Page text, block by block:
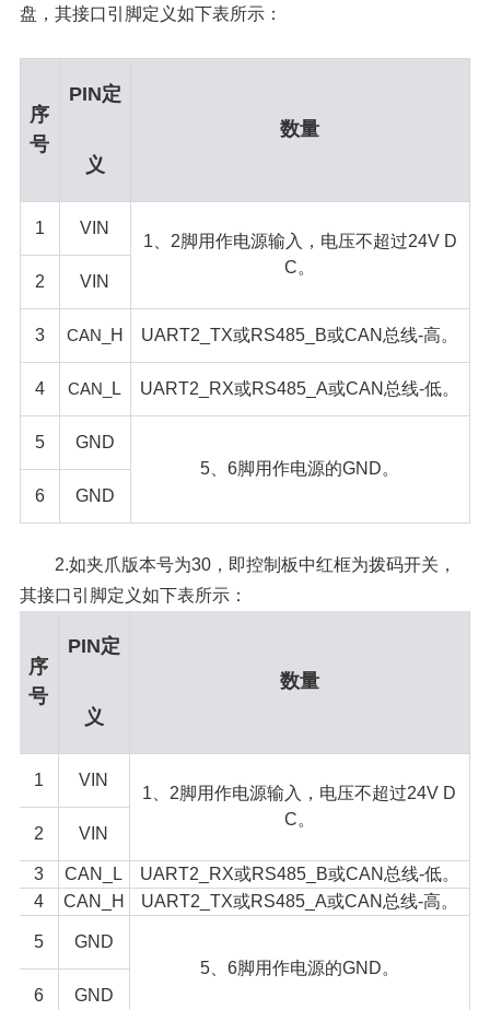
盘，其接口引脚定义如下表所示：
序
号
PIN定
义
数量
1 VIN
1、2脚用作电源输入，电压不超过24V D
C。
2 VIN
3 CAN_ H UART2_TX或RS485_B或CAN总线-高。
4 CAN_ L UART2_RX或RS485_A或CAN总线-低。
5
GND
5、6脚用作电源的GND。
6
GND
2.如夹爪版本号为30，即控制板中红框为拨码开关，
其接口引脚定义如下表所示：
序
号
PIN定
义
数量
1 VIN
1、2脚用作电源输入，电压不超过24V D
C。
2 VIN
3 CAN_L
UART2_RX或RS485_B或CAN总线-低。
4
CAN_H UART2_TX或RS485_A或CAN总线-高。
5
GND
5、6脚用作电源的GND。
6
GND